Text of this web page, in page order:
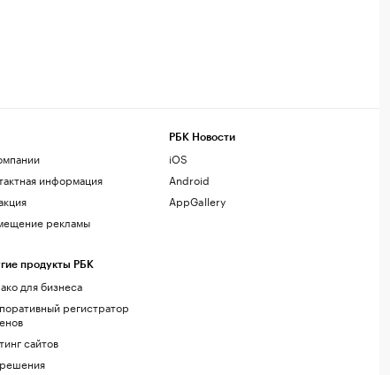
информация
рекламы
продукты РБК
для бизнеса
регистратор
сайтов
РБК Новости
iOS
Android
AppGallery